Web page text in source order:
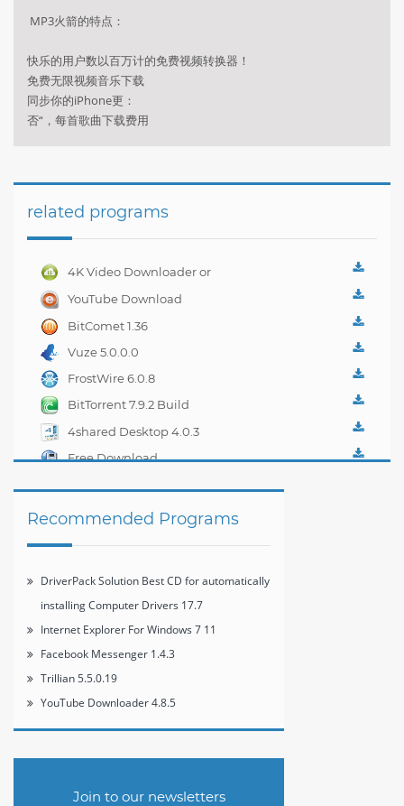
MP3火箭的特点：
快乐的用户数以百万计的免费视频转换器！
免费无限视频音乐下载
同步你的iPhone更：
否“，每首歌曲下载费用
related programs
4K Video Downloader or
Full Playlist! 3.4.5.1525
YouTube Download
Manager Pro 7.0.01
BitComet 1.36
Vuze 5.0.0.0
FrostWire 6.0.8
BitTorrent 7.9.2 Build
33263
4shared Desktop 4.0.3
Free Download
1478
Recommended Programs
DriverPack Solution Best CD for automatically
installing Computer Drivers 17.7
Internet Explorer For Windows 7 11
Facebook Messenger 1.4.3
Trillian 5.5.0.19
YouTube Downloader 4.8.5
Join to our newsletters